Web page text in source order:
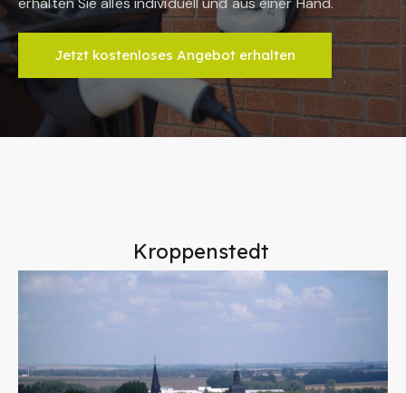
Jetzt kostenloses Angebot erhalten
Kroppenstedt